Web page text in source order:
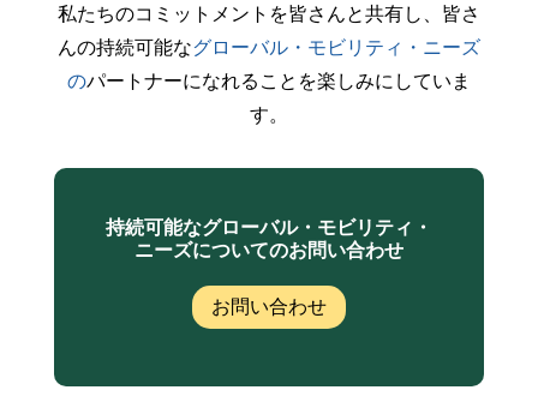
私たちのコミットメントを皆さんと共有し、皆さ
んの持続可能なグローバル・モビリティ・ニーズ
のパートナーになれることを楽しみにしていま
す。
持続可能なグローバル・モビリティ・
ニーズについてのお問い合わせ
お問い合わせ